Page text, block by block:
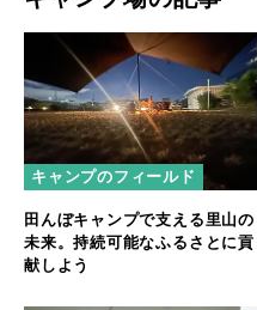
キャンプのフィールド
田んぼキャンプで支える里山の
未来。持続可能なふるさとに貢
献しよう